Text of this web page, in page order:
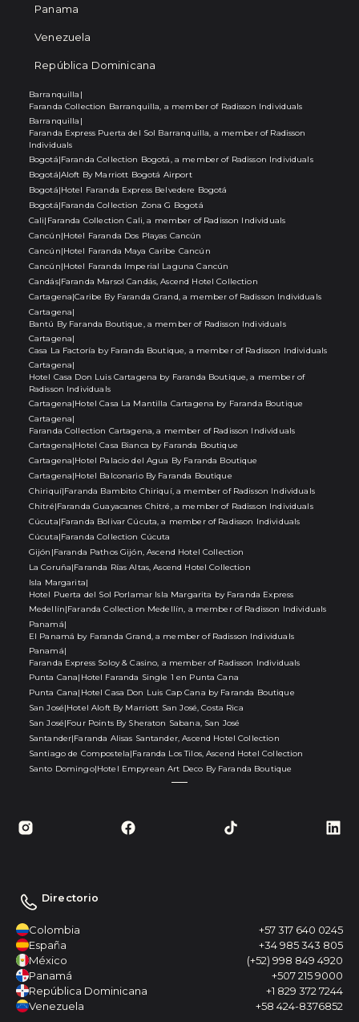
Panama
Venezuela
República Dominicana
Barranquilla |
Faranda Collection Barranquilla, a member of Radisson Individuals
Barranquilla |
Faranda Express Puerta del Sol Barranquilla, a member of Radisson
Individuals
Bogotá|Faranda Collection Bogotá, a member of Radisson Individuals
Bogotá|Aloft By Marriott Bogotá Airport
Bogotá|Hotel Faranda Express Belvedere Bogotá
Bogotá|Faranda Collection Zona G Bogotá
Cali| Faranda Collection Cali, a member of Radisson Individuals
Cancún|Hotel Faranda Dos Playas Cancún
Cancún|Hotel Faranda Maya Caribe Cancún
Cancún|Hotel Faranda Imperial Laguna Cancún
Candás|Faranda Marsol Candás, Ascend Hotel Collection
Cartagena|Caribe By Faranda Grand, a member of Radisson Individuals
Cartagena|
Bantú By Faranda Boutique, a member of Radisson Individuals
Cartagena|
Casa La Factoría by Faranda Boutique, a member of Radisson Individuals
Cartagena|
Hotel Casa Don Luis Cartagena by Faranda Boutique, a member of
Radisson Individuals
Cartagena|Hotel Casa La Mantilla Cartagena by Faranda Boutique
Cartagena|
Faranda Collection Cartagena, a member of Radisson Individuals
Cartagena|Hotel Casa Bianca by Faranda Boutique
Cartagena|Hotel Palacio del Agua By Faranda Boutique
Cartagena|Hotel Balconario By Faranda Boutique
Chiriquí|Faranda Bambito Chiriquí, a member of Radisson Individuals
Chitré|Faranda Guayacanes Chitré, a member of Radisson Individuals
Cúcuta|Faranda Bolivar Cúcuta, a member of Radisson Individuals
Cúcuta|Faranda Collection Cúcuta
Gijón |Faranda Pathos Gijón, Ascend Hotel Collection
La Coruña|Faranda Rías Altas, Ascend Hotel Collection
Isla Margarita|
Hotel Puerta del Sol Porlamar Isla Margarita by Faranda Express
Medellín|Faranda Collection Medellín, a member of Radisson Individuals
Panamá|
El Panamá by Faranda Grand, a member of Radisson Individuals
Panamá|
Faranda Express Soloy & Casino, a member of Radisson Individuals
Punta Cana| Hotel Faranda Single 1 en Punta Cana
Punta Cana| Hotel Casa Don Luis Cap Cana by Faranda Boutique
San José|Hotel Aloft By Marriott San José, Costa Rica
San José|Four Points By Sheraton Sabana, San José
Santander|Faranda Alisas Santander, Ascend Hotel Collection
Santiago de Compostela|Faranda Los Tilos, Ascend Hotel Collection
Santo Domingo|Hotel Empyrean Art Deco By Faranda Boutique
Directorio
Colombia
+57 317 640 0245
España
+34 985 343 805
México
(+52) 998 849 4920
Panamá
+507 215 9000
República Dominicana
+1 829 372 7244
Venezuela
+58 424-8376852